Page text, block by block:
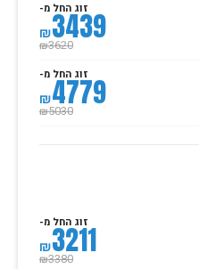
זוג החל מ-
₪3439
₪3620
זוג החל מ-
₪4779
₪5030
זוג החל מ-
₪3211
₪3380